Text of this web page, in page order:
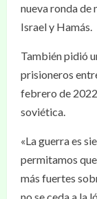
nueva ronda de
Israel y Hamás.
También pidió
prisioneros
febrero de
soviética.
«La guerra es
permitamos
más fuertes